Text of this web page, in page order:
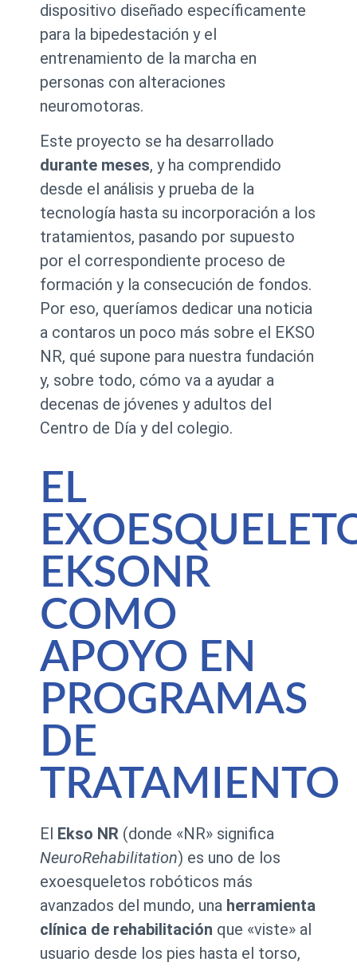
dispositivo diseñado específicamente
para la bipedestación y el
entrenamiento de la marcha en
personas con alteraciones
neuromotoras.
Este proyecto se ha desarrollado
durante meses, y ha comprendido
desde el análisis y prueba de la
tecnología hasta su incorporación a los
tratamientos, pasando por supuesto
por el correspondiente proceso de
formación y la consecución de fondos.
Por eso, queríamos dedicar una noticia
a contaros un poco más sobre el EKSO
NR, qué supone para nuestra fundación
y, sobre todo, cómo va a ayudar a
decenas de jóvenes y adultos del
Centro de Día y del colegio.
EL
EKSONR
COMO
APOYO EN
PROGRAMAS
DE
TRATAMIENTO
El Ekso NR (donde «NR» significa
NeuroRehabilitation) es uno de los
exoesqueletos robóticos más
avanzados del mundo, una herramienta
clínica de rehabilitación que «viste» al
usuario desde los pies hasta el torso,